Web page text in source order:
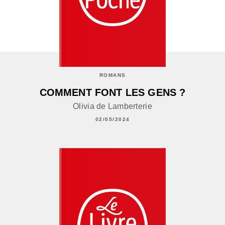
ROMANS
COMMENT FONT LES GENS ?
Olivia de Lamberterie
02/05/2024